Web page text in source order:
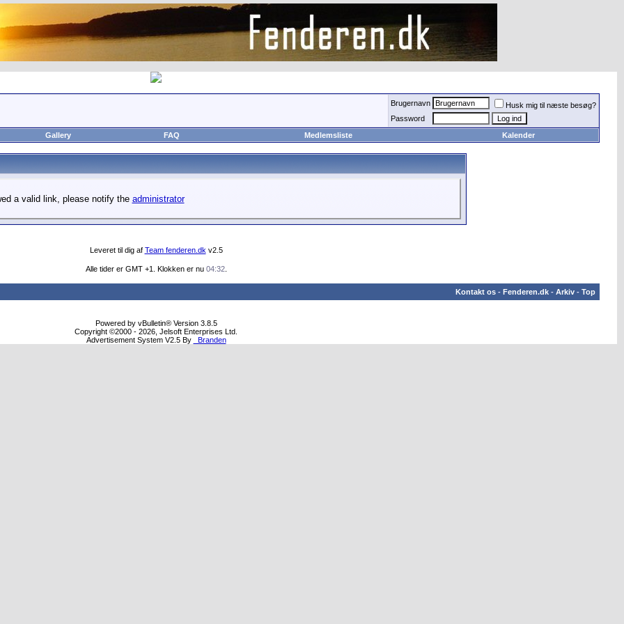
Brugernavn
Husk mig til næste besøg?
Password
Gallery FAQ Medlemsliste Kalender
a valid link, please notify the administrator
Leveret til dig af Team fenderen.dk v2.5
Alle tider er GMT +1. Klokken er nu 04:32.
Kontakt os - Fenderen.dk - Arkiv - Top
Powered by vBulletin® Version 3.8.5
Copyright ©2000 - 2026, Jelsoft Enterprises Ltd.
Advertisement System V2.5 By
Branden